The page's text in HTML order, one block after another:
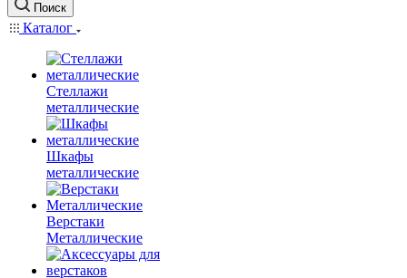
Поиск
Каталог
Стеллажи
металлические
Шкафы
металлические
Верстаки
Металлические